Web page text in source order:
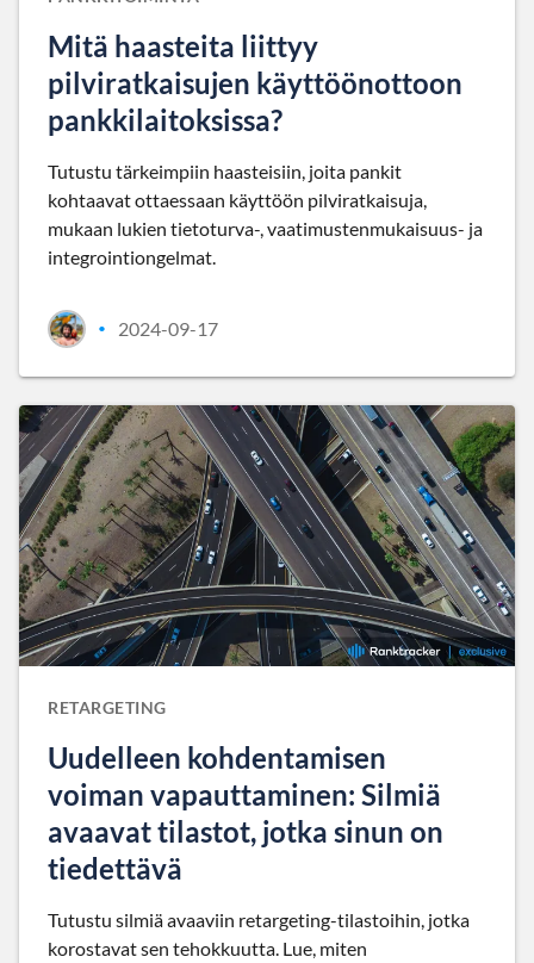
Mitä haasteita liittyy
pilviratkaisujen käyttöönottoon
pankkilaitoksissa?
Tutustu tärkeimpiin haasteisiin, joita pankit
kohtaavat ottaessaan käyttöön pilviratkaisuja,
mukaan lukien tietoturva-, vaatimustenmukaisuus- ja
integrointiongelmat.
• 2024-09-17
RETARGETING
Uudelleen kohdentamisen
voiman vapauttaminen: Silmiä
avaavat tilastot, jotka sinun on
tiedettävä
Tutustu silmiä avaaviin retargeting-tilastoihin, jotka
korostavat sen tehokkuutta. Lue, miten